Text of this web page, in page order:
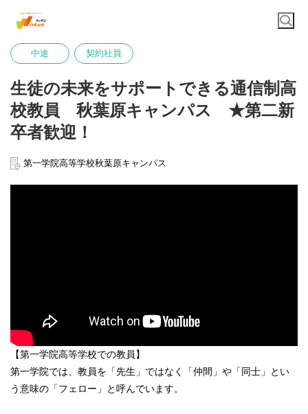
中途 契約社員
生徒の未来をサポートできる通信制高
校教員 秋葉原キャンパス ★第二新
卒者歓迎！
第一学院高等学校秋葉原キャンパス
【第一学院高等学校での教員】
第一学院では、教員を「先生」ではなく「仲間」や「同士」とい
う意味の「フェロー」と呼んでいます。